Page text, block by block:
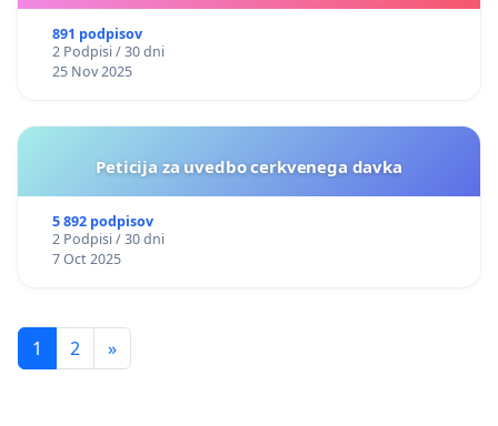
891 podpisov
2 Podpisi / 30 dni
25 Nov 2025
Peticija za uvedbo cerkvenega davka
5 892 podpisov
2 Podpisi / 30 dni
7 Oct 2025
1 2 »